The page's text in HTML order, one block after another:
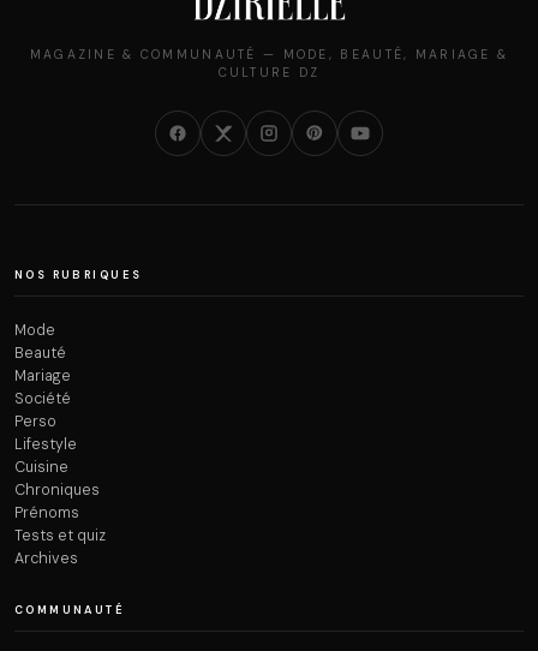
MAGAZINE & COMMUNAUTÉ — MODE, BEAUTÉ, MARIAGE &
CULTURE DZ
NOS RUBRIQUES
Mode
Beauté
Mariage
Société
Perso
Lifestyle
Cuisine
Chroniques
Prénoms
Tests et quiz
Archives
COMMUNAUTÉ